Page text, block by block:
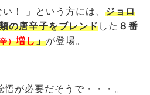
！ 」という方には、 ジョロ
の唐辛子をブレンドした ８番
）増し」が登場。
が必要だそうで・・・。